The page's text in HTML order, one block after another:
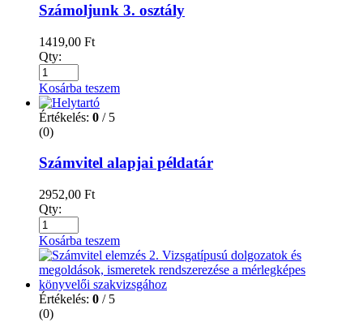
Számoljunk 3. osztály
1419,00 Ft
Qty:
Kosárba teszem
Értékelés: 0 / 5
(0)
Számvitel alapjai példatár
2952,00 Ft
Qty:
Kosárba teszem
Értékelés: 0 / 5
(0)